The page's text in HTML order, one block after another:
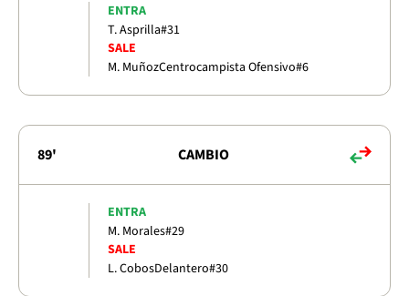
ENTRA
T. Asprilla#31
SALE
M. MuñozCentrocampista Ofensivo#6
89' CAMBIO
ENTRA
M. Morales#29
SALE
L. CobosDelantero#30